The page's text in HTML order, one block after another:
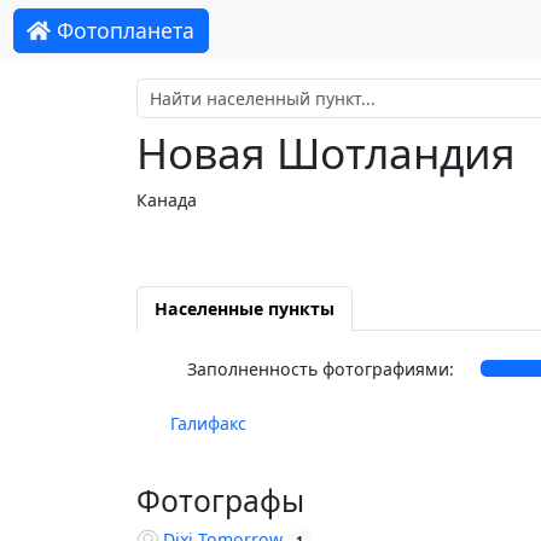
Фотопланета
Новая Шотландия
Канада
Населенные пункты
Заполненность фотографиями:
Галифакс
Фотографы